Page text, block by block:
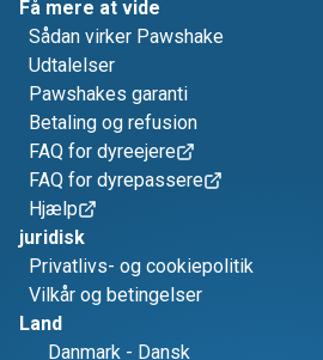
Få mere at vide
Sådan virker Pawshake
Udtalelser
Pawshakes garanti
Betaling og refusion
FAQ for dyreejere
FAQ for dyrepassere
Hjælp
juridisk
Privatlivs- og cookiepolitik
Vilkår og betingelser
Land
Danmark - Dansk